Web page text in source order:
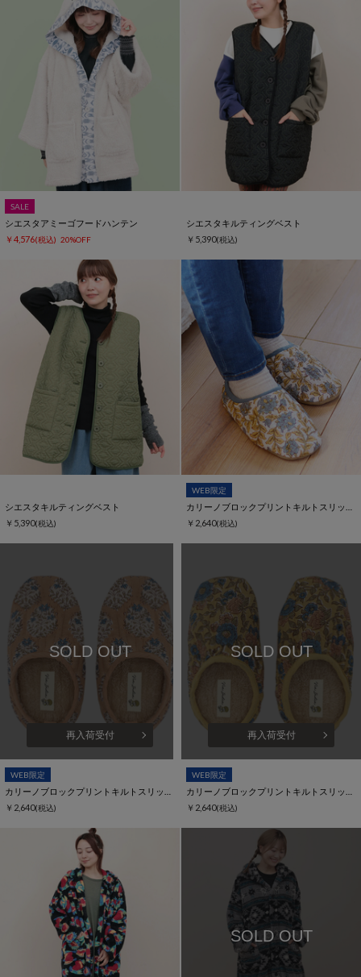
SALE
シエスタアミーゴフードハンテン
￥4,576(税込) 20%OFF
シエスタキルティングベスト
￥5,390(税込)
シエスタキルティングベスト
￥5,390(税込)
WEB限定
￥2,640(税込)
SOLD OUT
再入荷受付
WEB限定
￥2,640(税込)
SOLD OUT
再入荷受付
WEB限定
￥2,640(税込)
SOLD OUT